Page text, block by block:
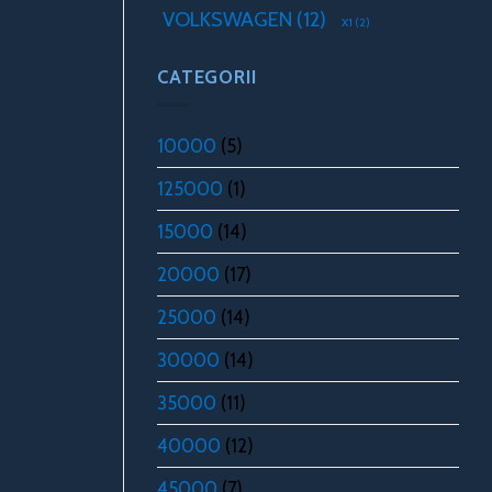
VOLKSWAGEN (12) X1 (2)
CATEGORII
10000 (5)
125000 (1)
15000 (14)
20000 (17)
25000 (14)
30000 (14)
35000 (11)
40000 (12)